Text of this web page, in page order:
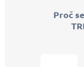
Proč